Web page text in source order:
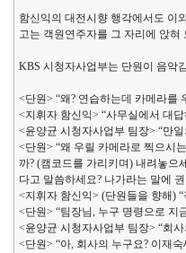
함신익의 대전시향 행각에서도 이
고는 객원연주자를 그 자리에 앉
KBS 시청자사업부는 단원이 음악
<단원> “왜? 연습하는데 카메라를
<지휘자 함신익> “사무실에서 대
<윤양균 시청자사업부 팀장> “만
<단원> “왜 우릴 카메라로 찍으시
까? (캠코드를 가리키며) 내려놓으
다고 말씀하세요? 나가라는 말에
<지휘자 함신익> (단원들을 향해)
<단원> “팀장님, 누구 명령으로 지
<윤양균 시청자사업부 팀장> “회
<단원> “아, 회사의 누구요? 이재